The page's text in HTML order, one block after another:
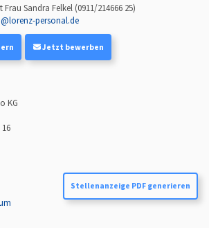
Sandra Felkel (0911/214666 25)
personal.de
Jetzt bewerben
KG
Stellenanzeige PDF generieren